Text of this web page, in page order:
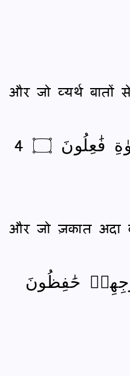
और जो व्यर्थ बातों
4
और जो ज़कात अदा
حَٰفِظُونَ